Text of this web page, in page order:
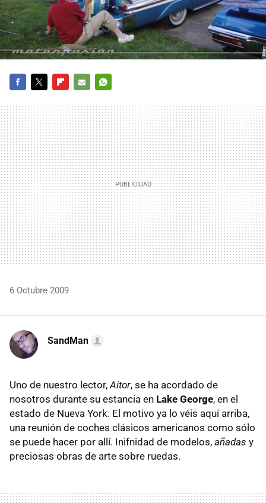
MAIL
6 Octubre 2009
SandMan
Uno de nuestro lector, Aitor, se ha acordado de
nosotros durante su estancia en Lake George, en el
estado de Nueva York. El motivo ya lo véis aquí arriba,
una reunión de coches clásicos americanos como sólo
se puede hacer por allí. Inifnidad de modelos, añadas y
preciosas obras de arte sobre ruedas.